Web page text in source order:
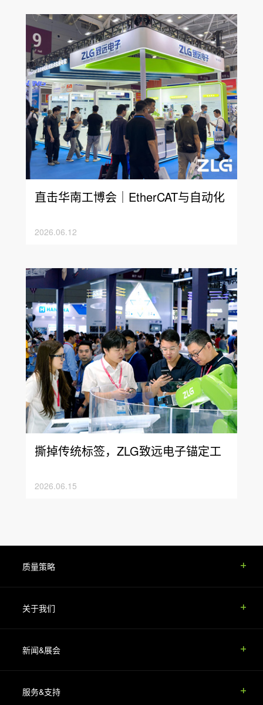
直击华南工博会｜EtherCAT与自动化
2026.06.12
撕掉传统标签，ZLG致远电子锚定工
2026.06.15
质量策略
关于我们
新闻&展会
服务&支持